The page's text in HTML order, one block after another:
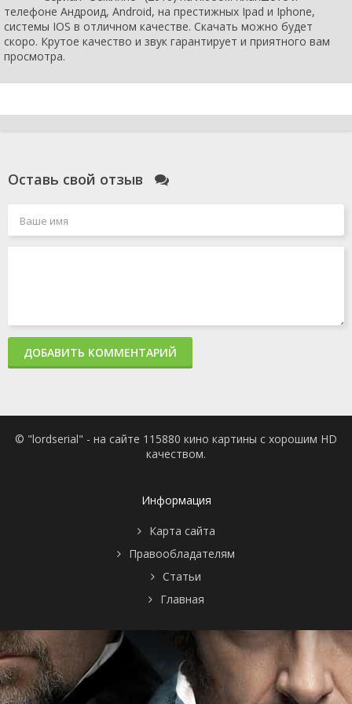
телефоне Андроид, Android, на престижных Ipad и Iphone,
системы IOS в отличном качестве. Скачать можно будет
скоро. Крутое качество и звук гарантирует и приятного вам
просмотра.
Оставь свой отзыв
ДОБАВИТЬ КОММЕНТАРИЙ
© "lordserial" - на сайте 115880 кино картины с хорошим HD
качеством.
Информация
Карта сайта
Правообладателям
Статьи
Главная